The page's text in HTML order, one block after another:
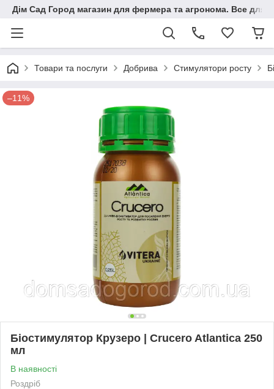
Дім Сад Город магазин для фермера та агронома. Все для
Товари та послуги Добрива Стимулятори росту
–11%
Біостимулятор Крузеро | Crucero Atlantica 250
мл
В наявності
Роздріб